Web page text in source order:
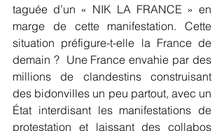
taguée d’un « NIK LA FRANCE » en
marge de cette manifestation. Cette
situation préfigure-t-elle la France de
demain ?  Une France envahie par des
millions de clandestins construisant
des bidonvilles un peu partout, avec un
État interdisant les manifestations de
protestation et laissant des collabos